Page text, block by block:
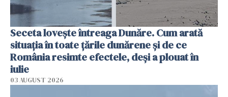
Seceta lovește întreaga Dunăre. Cum arată
situația în toate țările dunărene și de ce
România resimte efectele, deși a plouat în
iulie
03 AUGUST 2026